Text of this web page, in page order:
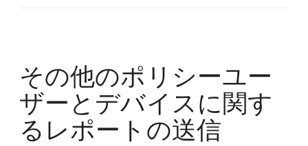
その他のポリシーユー
ザーとデバイスに関す
るレポートの送信